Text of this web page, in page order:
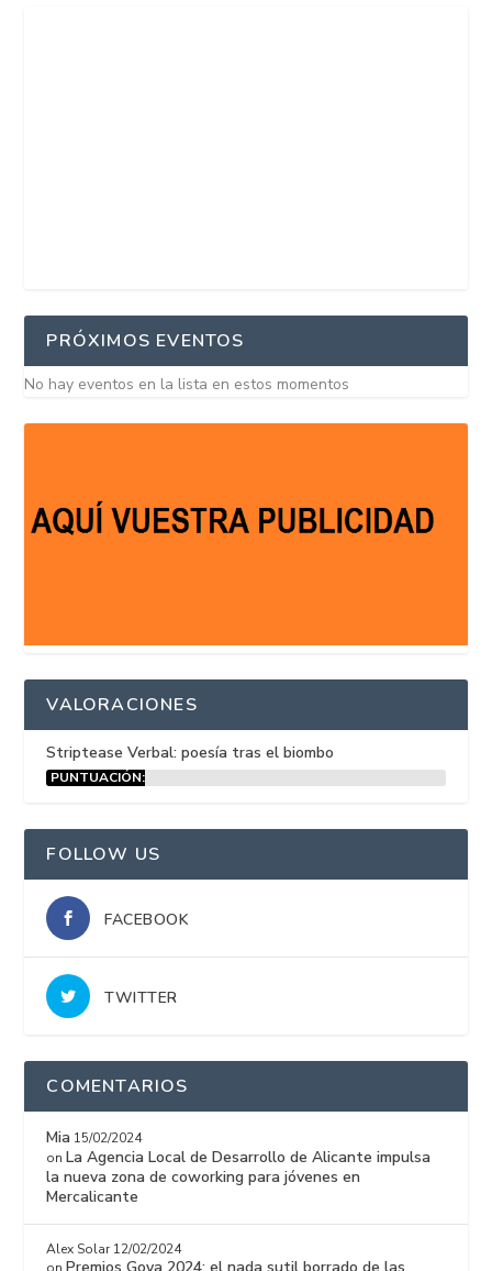
PRÓXIMOS EVENTOS
No hay eventos en la lista en estos momentos
VALORACIONES
Striptease Verbal: poesía tras el biombo
PUNTUACIÓN:
FOLLOW US
FACEBOOK
TWITTER
COMENTARIOS
Mia 15/02/2024
on La Agencia Local de Desarrollo de Alicante impulsa
la nueva zona de coworking para jóvenes en
Mercalicante
Alex Solar 12/02/2024
on Premios Goya 2024: el nada sutil borrado de las